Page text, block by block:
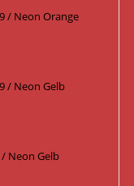
/ Neon Orange
/ Neon Gelb
Neon Gelb